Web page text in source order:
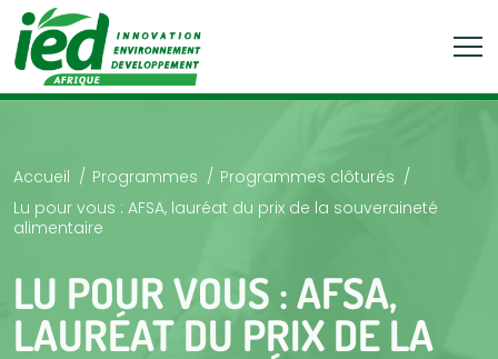
Accueil Programmes
Programmes clôturés
Lu pour vous : AFSA, lauréat du prix de la souveraineté
alimentaire
LU POUR VOUS : AFSA,
LAURÉAT DU PRIX DE LA